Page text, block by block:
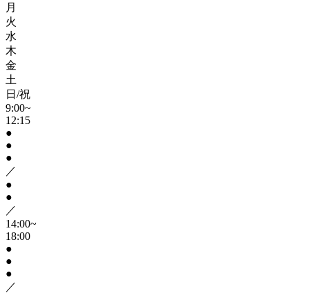
月
火
水
木
金
土
日/祝
9:00~
12:15
●
●
●
／
●
●
／
14:00~
18:00
●
●
●
／